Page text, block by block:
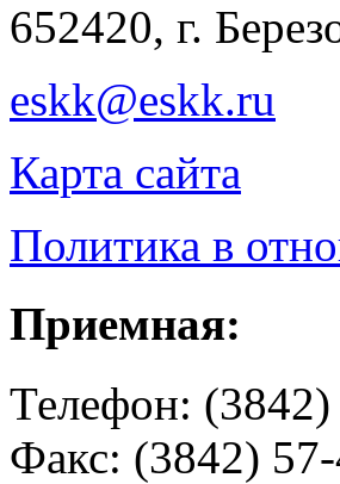
652420, г.
eskk@eskk.ru
Карта сайта
Политика в
Приемная:
Телефон:
Факс: (3842)